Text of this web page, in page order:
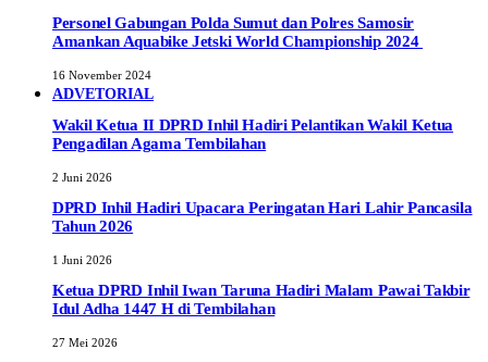
Personel Gabungan Polda Sumut dan Polres Samosir
Amankan Aquabike Jetski World Championship 2024
16 November 2024
ADVETORIAL
Wakil Ketua II DPRD Inhil Hadiri Pelantikan Wakil Ketua
Pengadilan Agama Tembilahan
2 Juni 2026
DPRD Inhil Hadiri Upacara Peringatan Hari Lahir Pancasila
Tahun 2026
1 Juni 2026
Ketua DPRD Inhil Iwan Taruna Hadiri Malam Pawai Takbir
Idul Adha 1447 H di Tembilahan
27 Mei 2026